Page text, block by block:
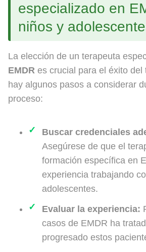
especializado en
niños y
La elección de un terapeuta
EMDR es crucial para el éxito del
hay algunos pasos a considerar
proceso:
Buscar credenciales
Asegúrese de que el
formación específica en
experiencia trabajando
adolescentes.
Evaluar la experiencia:
casos de EMDR ha
progresado estos